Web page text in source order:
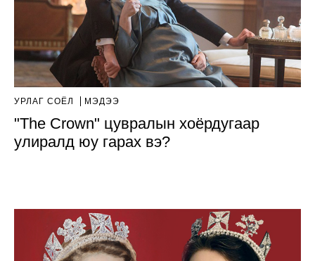
УРЛАГ СОЁЛ МЭДЭЭ
"The Crown" цувралын хоёрдугаар
улиралд юу гарах вэ?